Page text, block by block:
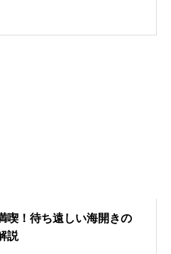
喫！待ち遠しい海開きの
説